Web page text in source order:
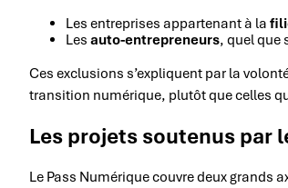
Les entreprises appartenant à la
Les auto-entrepreneurs, quel que
Ces exclusions s’expliquent par la
transition numérique, plutôt que celles
Les projets soutenus par
Le Pass Numérique couvre deux grands